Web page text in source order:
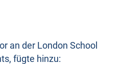
an der London School
fügte hinzu: